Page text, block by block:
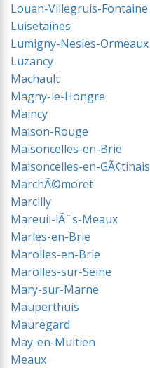
Louan-Villegruis-Fontaine
Luisetaines
Lumigny-Nesles-Ormeaux
Luzancy
Machault
Magny-le-Hongre
Maincy
Maison-Rouge
Maisoncelles-en-Brie
Maisoncelles-en-GÃ¢tinais
MarchÃ©moret
Marcilly
Mareuil-lÃ¨s-Meaux
Marles-en-Brie
Marolles-en-Brie
Marolles-sur-Seine
Mary-sur-Marne
Mauperthuis
Mauregard
May-en-Multien
Meaux